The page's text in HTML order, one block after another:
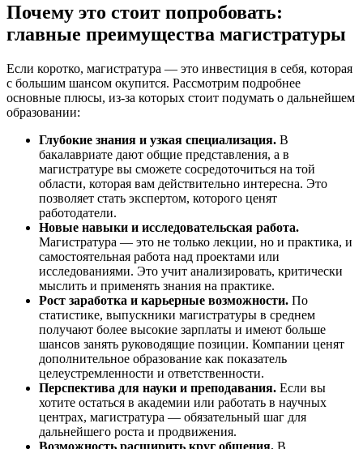
Почему это стоит попробовать:
главные преимущества магистратуры
Если коротко, магистратура — это инвестиция в себя, которая
с большим шансом окупится. Рассмотрим подробнее
основные плюсы, из-за которых стоит подумать о дальнейшем
образовании:
Глубокие знания и узкая специализация. В
бакалавриате дают общие представления, а в
магистратуре вы сможете сосредоточиться на той
области, которая вам действительно интересна. Это
позволяет стать экспертом, которого ценят
работодатели.
Новые навыки и исследовательская работа.
Магистратура — это не только лекции, но и практика, и
самостоятельная работа над проектами или
исследованиями. Это учит анализировать, критически
мыслить и применять знания на практике.
Рост заработка и карьерные возможности. По
статистике, выпускники магистратуры в среднем
получают более высокие зарплаты и имеют больше
шансов занять руководящие позиции. Компании ценят
дополнительное образование как показатель
целеустремленности и ответственности.
Перспектива для науки и преподавания. Если вы
хотите остаться в академии или работать в научных
центрах, магистратура — обязательный шаг для
дальнейшего роста и продвижения.
Возможность расширить круг общения. В